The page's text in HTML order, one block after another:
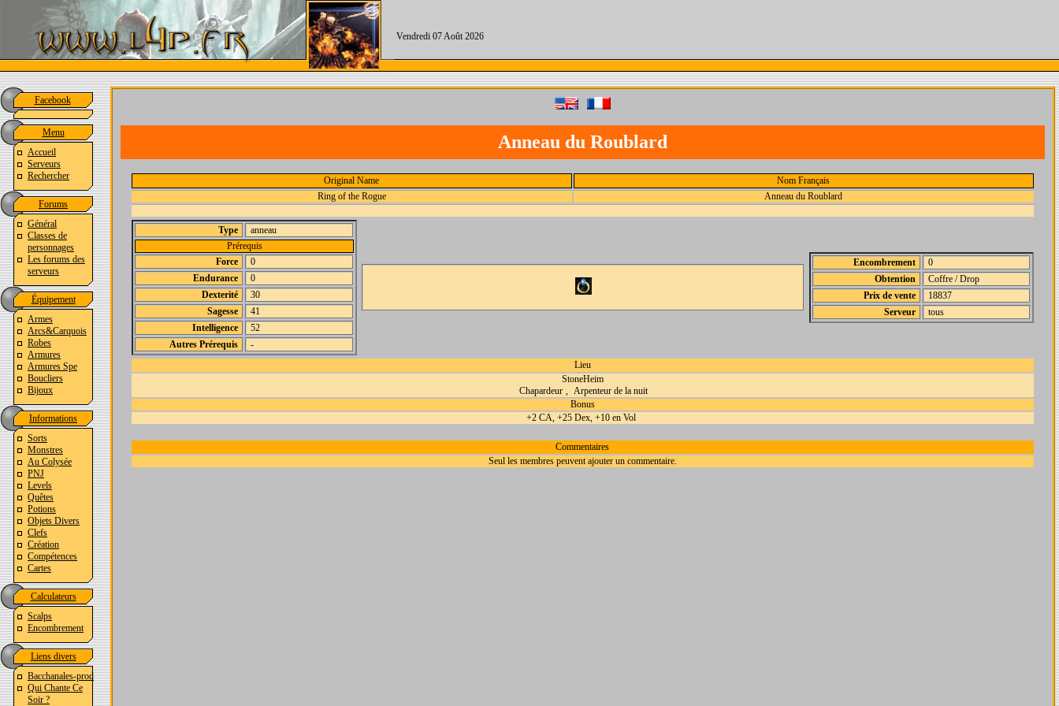
Vendredi 07 Août 2026
Facebook
Menu
Accueil
Serveurs
Rechercher
Forums
Général
Classes de
personnages
Les forums des
serveurs
Équipement
Armes
Arcs&Carquois
Robes
Armures
Armures Spe
Boucliers
Bijoux
Informations
Sorts
Monstres
Au Colysée
PNJ
Levels
Quêtes
Potions
Objets Divers
Clefs
Création
Compétences
Cartes
Calculateurs
Scalps
Encombrement
Liens divers
Bacchanales-prod
Qui Chante Ce
Soir ?
Anneau du Roublard
Original Name
Nom Français
Ring of the Rogue
Anneau du Roublard
Type
anneau
Prérequis
Force
0
Endurance
0
Dexterité
30
Sagesse
41
Intelligence
52
Autres Prérequis
-
Encombrement
0
Obtention
Coffre / Drop
Prix de vente
18837
Serveur
tous
Lieu
StoneHeim
Chapardeur , Arpenteur de la nuit
Bonus
+2 CA, +25 Dex, +10 en Vol
Commentaires
Seul les membres peuvent ajouter un commentaire.